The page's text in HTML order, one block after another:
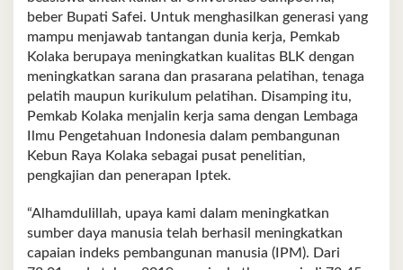
beber Bupati Safei. Untuk menghasilkan generasi yang
mampu menjawab tantangan dunia kerja, Pemkab
Kolaka berupaya meningkatkan kualitas BLK dengan
meningkatkan sarana dan prasarana pelatihan, tenaga
pelatih maupun kurikulum pelatihan. Disamping itu,
Pemkab Kolaka menjalin kerja sama dengan Lembaga
Ilmu Pengetahuan Indonesia dalam pembangunan
Kebun Raya Kolaka sebagai pusat penelitian,
pengkajian dan penerapan Iptek.
“Alhamdulillah, upaya kami dalam meningkatkan
sumber daya manusia telah berhasil meningkatkan
capaian indeks pembangunan manusia (IPM). Dari